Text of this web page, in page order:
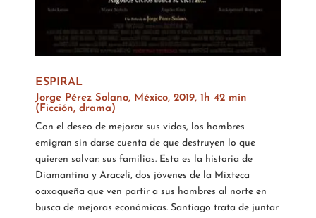
ESPIRAL
Jorge Pérez Solano, México, 2019, 1h 42 min
(Ficción, drama)
Con el deseo de mejorar sus vidas, los hombres
emigran sin darse cuenta de que destruyen lo que
quieren salvar: sus familias. Esta es la historia de
Diamantina y Araceli, dos jóvenes de la Mixteca
oaxaqueña que ven partir a sus hombres al norte en
busca de mejoras económicas. Santiago trata de juntar